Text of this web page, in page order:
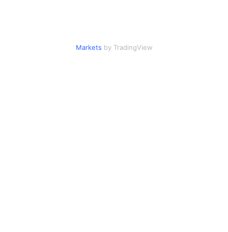
Markets by TradingView